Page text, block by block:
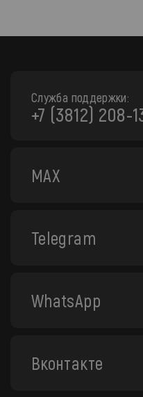
Служба поддержки:
+7 (3812) 208-
MAX
Telegram
WhatsApp
Вконтакте